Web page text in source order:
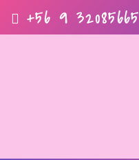
+56 9 32085665